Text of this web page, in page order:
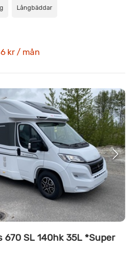
Långbäddar
kr / mån
670 SL 140hk 35L *Super